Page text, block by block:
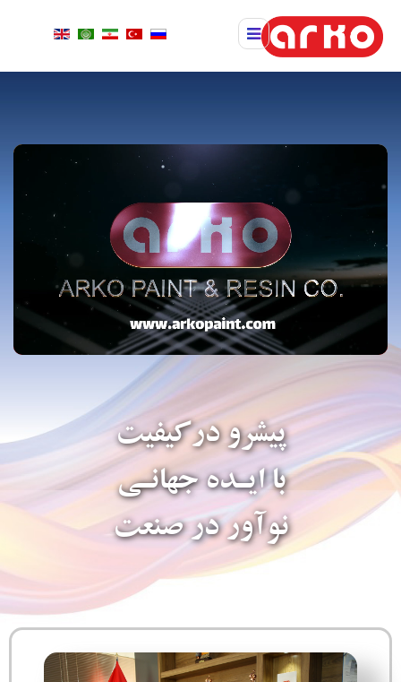
پیشرو درکیفیت
با ایـده جهانـی
نوآور در صنعت